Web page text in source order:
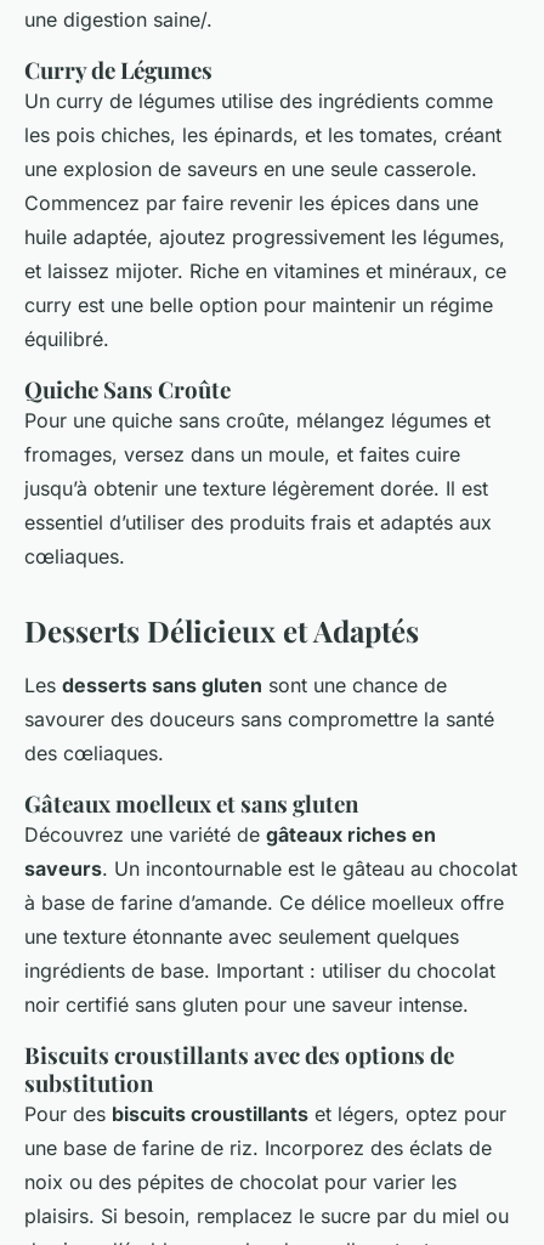
une digestion saine/.
Curry de Légumes
Un curry de légumes utilise des ingrédients comme
les pois chiches, les épinards, et les tomates, créant
une explosion de saveurs en une seule casserole.
Commencez par faire revenir les épices dans une
huile adaptée, ajoutez progressivement les légumes,
et laissez mijoter. Riche en vitamines et minéraux, ce
curry est une belle option pour maintenir un régime
équilibré.
Quiche Sans Croûte
Pour une quiche sans croûte, mélangez légumes et
fromages, versez dans un moule, et faites cuire
jusqu’à obtenir une texture légèrement dorée. Il est
essentiel d’utiliser des produits frais et adaptés aux
cœliaques.
Desserts Délicieux et Adaptés
Les desserts sans gluten sont une chance de
savourer des douceurs sans compromettre la santé
des cœliaques.
Gâteaux moelleux et sans gluten
Découvrez une variété de gâteaux riches en
saveurs. Un incontournable est le gâteau au chocolat
à base de farine d’amande. Ce délice moelleux offre
une texture étonnante avec seulement quelques
ingrédients de base. Important : utiliser du chocolat
noir certifié sans gluten pour une saveur intense.
Biscuits croustillants avec des options de
substitution
Pour des biscuits croustillants et légers, optez pour
une base de farine de riz. Incorporez des éclats de
noix ou des pépites de chocolat pour varier les
plaisirs. Si besoin, remplacez le sucre par du miel ou